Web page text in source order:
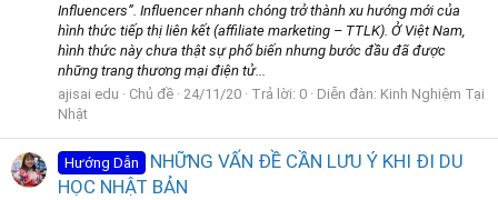
Influencers”. Influencer nhanh chóng trở thành xu hướng mới của
hình thức tiếp thị liên kết (affiliate marketing – TTLK). Ở Việt Nam,
hình thức này chưa thật sự phổ biến nhưng bước đầu đã được
những trang thương mại điện tử...
ajisai edu
Chủ đề 24/11/20 Trả lời: 0 Diễn đàn: Kinh Nghiệm Tại
Nhật
Hướng Dẫn
NHỮNG VẤN ĐỀ CẦN LƯU Ý KHI ĐI DU
HỌC NHẬT BẢN